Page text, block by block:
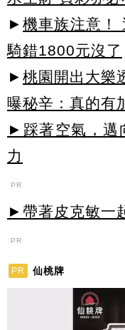
► 機車族注意！
騎錯1800元沒了
► 桃園開出大樂
曝秘辛：真的有
►踩著空氣，邁
力
PR
►帶著皮克敏一
PR
PR 仙桃牌